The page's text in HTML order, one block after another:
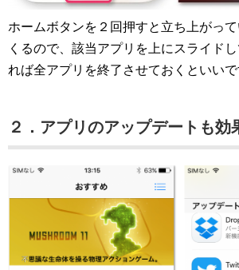
ホームボタンを２回押すと立ち上がっ
くるので、該当アプリを上にスライド
れば全アプリを終了させておくといいで
２．アプリのアップデートも効